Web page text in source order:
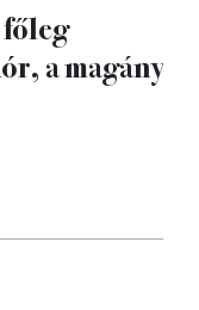
a magány